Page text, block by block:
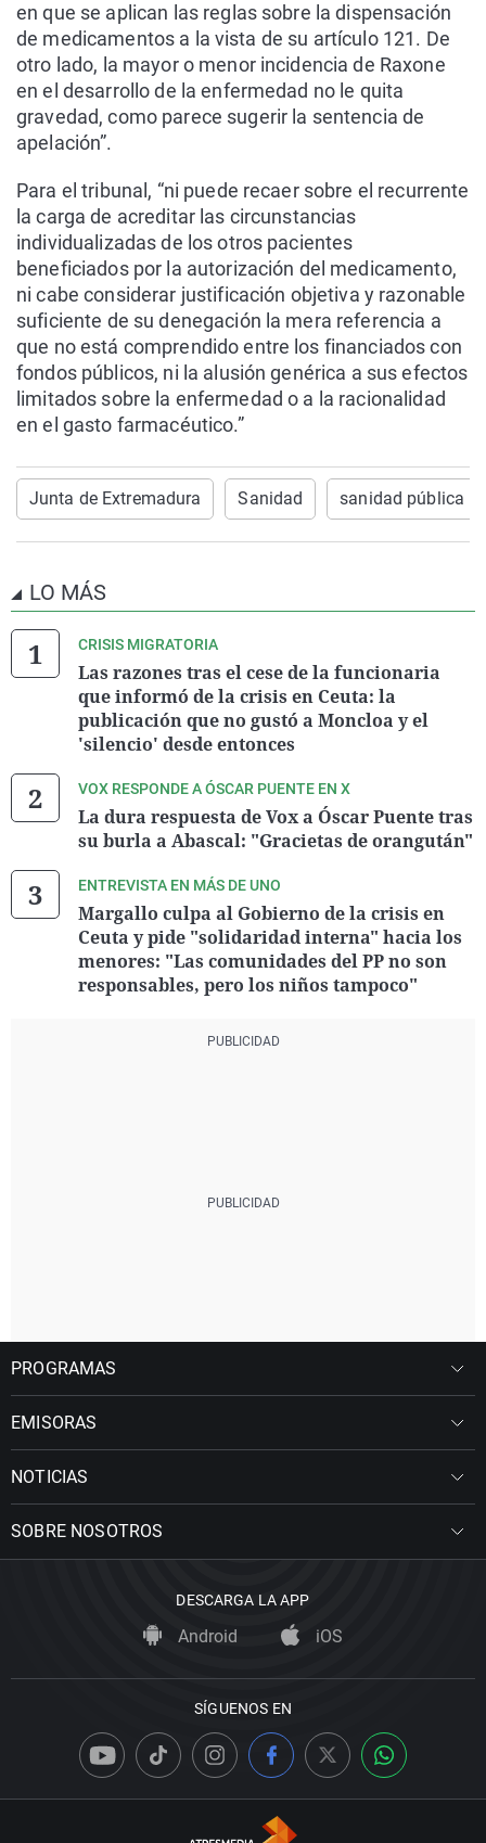
en que se aplican las reglas sobre la dispensación
de medicamentos a la vista de su artículo 121. De
otro lado, la mayor o menor incidencia de Raxone
en el desarrollo de la enfermedad no le quita
gravedad, como parece sugerir la sentencia de
apelación”.
Para el tribunal, “ni puede recaer sobre el recurrente
la carga de acreditar las circunstancias
individualizadas de los otros pacientes
beneficiados por la autorización del medicamento,
ni cabe considerar justificación objetiva y razonable
suficiente de su denegación la mera referencia a
que no está comprendido entre los financiados con
fondos públicos, ni la alusión genérica a sus efectos
limitados sobre la enfermedad o a la racionalidad
en el gasto farmacéutico.”
Junta de Extremadura Sanidad sanidad pública
LO MÁS
CRISIS MIGRATORIA
Las razones tras el cese de la funcionaria
que informó de la crisis en Ceuta: la
publicación que no gustó a Moncloa y el
'silencio' desde entonces
VOX RESPONDE A ÓSCAR PUENTE EN X
La dura respuesta de Vox a Óscar Puente tras
su burla a Abascal: "Gracietas de orangután"
ENTREVISTA EN MÁS DE UNO
Margallo culpa al Gobierno de la crisis en
Ceuta y pide "solidaridad interna" hacia los
menores: "Las comunidades del PP no son
responsables, pero los niños tampoco"
PROGRAMAS
EMISORAS
NOTICIAS
SOBRE NOSOTROS
DESCARGA LA APP
Android iOS
SÍGUENOS EN